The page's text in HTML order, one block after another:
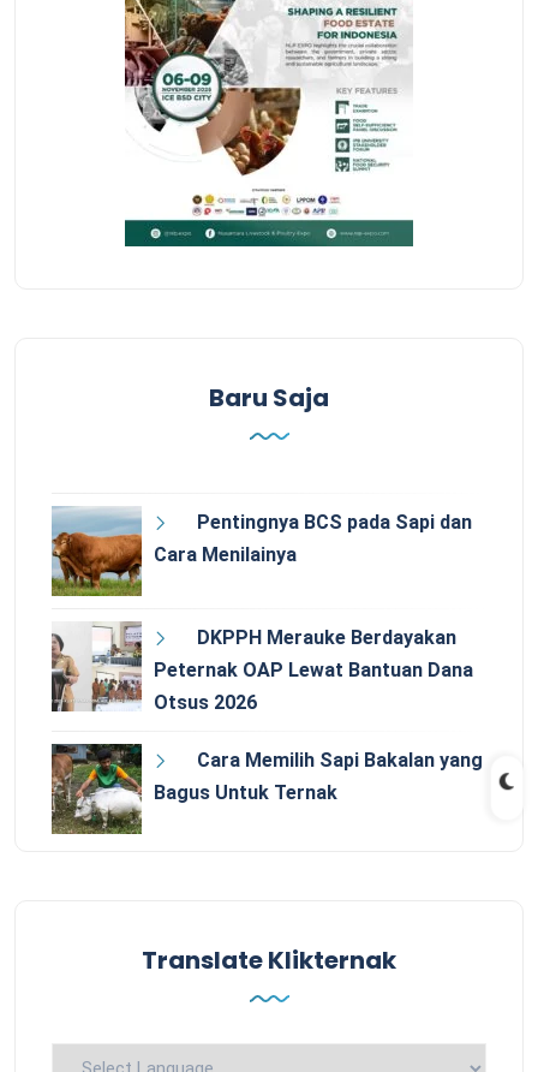
Baru Saja
Pentingnya BCS pada Sapi dan
Cara Menilainya
DKPPH Merauke Berdayakan
Peternak OAP Lewat Bantuan Dana
Otsus 2026
Cara Memilih Sapi Bakalan yang
Bagus Untuk Ternak
Translate Klikternak